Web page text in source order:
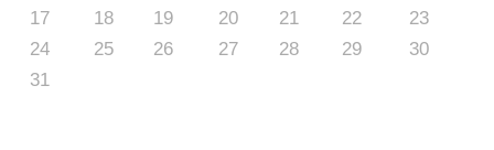
17
18 19 20 21 22
23
24
25 26 27 28 29
30
31